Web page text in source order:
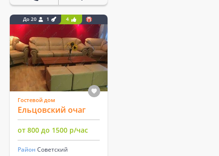
До 20 1 4
Гостевой дом
Ельцовский очаг
от 800 до 1500 р/час
Район Советский